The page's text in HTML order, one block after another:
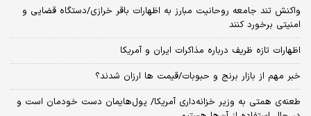
واکنش تند جامعه روحانیت مبارز به اظهارات باقر خرازی/دستگاه قضایی و
امنیتی برخورد کنند
اظهارات تازه ظریف درباره مذاکرات ایران و آمریکا
خبر مهم از بازار برنج و حبوبات/قیمت ها ارزان شدند؟
طعنه‌ی‌ همتی به وزیر خزانه‌داری آمریکا/ پول‌هایمان دست خودمان است و